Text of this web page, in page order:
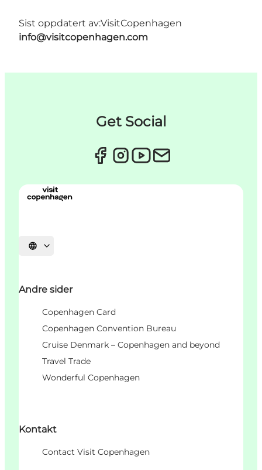
Sist oppdatert av:VisitCopenhagen
info@visitcopenhagen.com
Get Social
Velg språk
Andre sider
Copenhagen Card
Copenhagen Convention Bureau
Cruise Denmark – Copenhagen and beyond
Travel Trade
Wonderful Copenhagen
Kontakt
Contact Visit Copenhagen